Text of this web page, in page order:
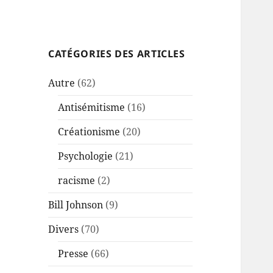
CATÉGORIES DES ARTICLES
Autre (62)
Antisémitisme (16)
Créationisme (20)
Psychologie (21)
racisme (2)
Bill Johnson (9)
Divers (70)
Presse (66)